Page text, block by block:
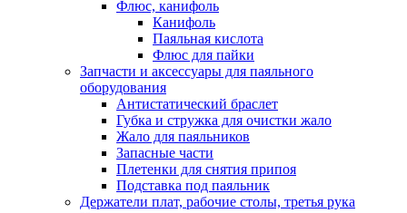
Флюс, канифоль
Канифоль
Паяльная кислота
Флюс для пайки
Запчасти и аксессуары для паяльного
оборудования
Антистатический браслет
Губка и стружка для очистки жало
Жало для паяльников
Запасные части
Плетенки для снятия припоя
Подставка под паяльник
Держатели плат, рабочие столы, третья рука